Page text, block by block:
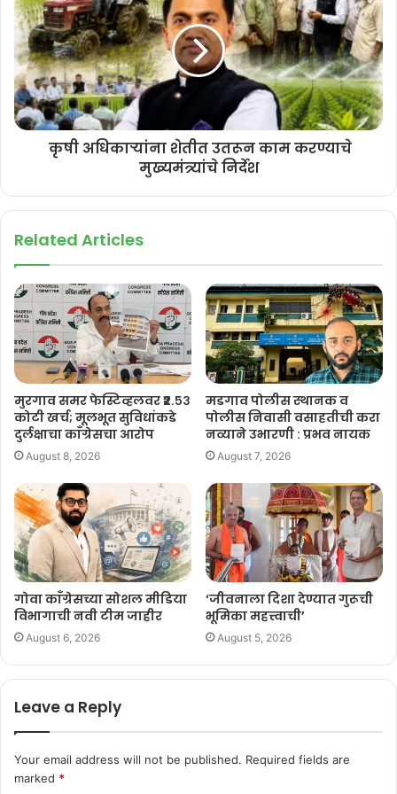
यावेळी बोलताना काँग्रेस नेत्यांनी राज्यातील बेरोजगारी, महागाई, भ्रष्टाचार,
प्रशासनातील त्रुटी तसेच गोव्याची ओळख आणि पर्यावरणाच्या संरक्षणाबाबत राज्य
सरकारवर टीका केली. आगामी निवडणुकीत जनतेने काँग्रेसच्या पाठीशी उभे राहून
राज्यात पारदर्शक व लोकाभिमुख प्रशासनासाठी साथ द्यावी, असे आवाहन त्यांनी
केले.
कार्यक्रमाच्या अखेरीस कार्यकर्त्यांनी आगामी निवडणुकांमध्ये काँग्रेसचा विजय
सुनिश्चित करण्यासाठी संघटनात्मक पातळीवर अधिक जोमाने काम करण्याचा निर्धार
व्यक्त केला.
कृषी अधिकाऱ्यांना शेतीत उतरून काम करण्याचे
मुख्यमंत्र्यांचे निर्देश
Related Articles
मुरगाव समर फेस्टिव्हलवर ₹२.५३
कोटी खर्च; मूलभूत सुविधांकडे
दुर्लक्षाचा काँग्रेसचा आरोप
August 8, 2026
मडगाव पोलीस स्थानक व
पोलीस निवासी वसाहतीची करा
नव्याने उभारणी : प्रभव नायक
August 7, 2026
गोवा काँग्रेसच्या सोशल मीडिया
विभागाची नवी टीम जाहीर
August 6, 2026
‘जीवनाला दिशा देण्यात गुरूची
भूमिका महत्त्वाची’
August 5, 2026
Leave a Reply
Your email address will not be published. Required fields are
marked *